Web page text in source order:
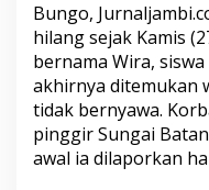
i
i
i
Bungo,
hilang sejak Kamis
bernama Wira, siswa
akhirnya ditemukan
tidak bernyawa.
pinggir Sungai
awal ia dilaporkan